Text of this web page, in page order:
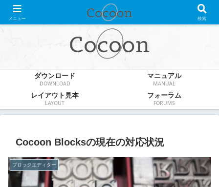
WordPress無料テーマ
ダウンロード
DOWNLOAD
マニュアル
MANUAL
レイアウト見本
LAYOUT
フォーラム
FORUMS
Cocoon Blocksの現在の対応状況
ブロックエディター
メニュー 検索